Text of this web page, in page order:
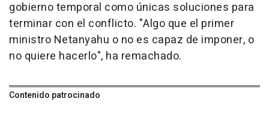
gobierno temporal como únicas soluciones para
terminar con el conflicto. "Algo que el primer
ministro Netanyahu o no es capaz de imponer, o
no quiere hacerlo", ha remachado.
Contenido patrocinado